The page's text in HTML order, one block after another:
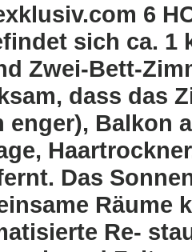
6
sich ca.
Zwei-Bett-
dass das
Balkon
Das
Räume
Re-